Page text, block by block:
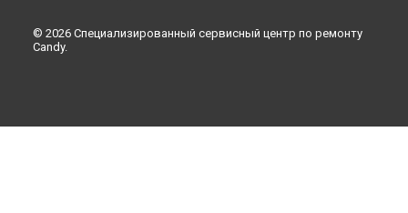
© 2026 Специализированный сервисный центр по ремонту
Candy.